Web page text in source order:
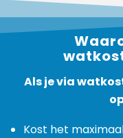
Als je via
Kost het